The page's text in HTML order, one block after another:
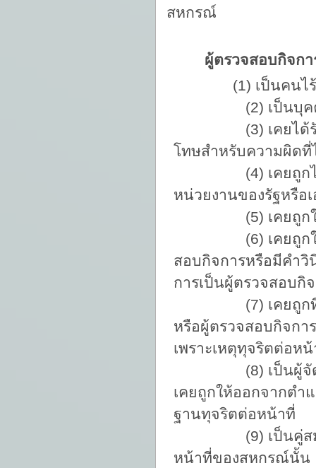
สหกรณ์
ผู้ตรวจสอบกิจการ
(1) เป็นคนไ
(2) เป็นบุคคลล้ม
(3) เคยได้รับโท
โทษสำหรับความผิดที่
(4) เคยถูกไล่ออ
หน่วยงานของรัฐหรื
(5) เคยถูกให้ออ
(6) เคยถูกให้พ้น
สอบกิจการหรือมีคำ
การเป็นผู้ตรวจสอบ
(7) เคยถูกที่ประ
หรือผู้ตรวจสอบกิจการ
เพราะเหตุทุจริตต่อ
(8) เป็นผู้จัดการ
เคยถูกให้ออกจากต
ฐานทุจริตต่อหน้าที่
(9) เป็นคู่สมรส บุ
หน้าที่ของสหกรณ์นั้น